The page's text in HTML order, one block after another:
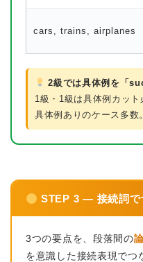
cars, trains, airplanes
2級では具体例を「
1級・1級は具体例カッ
具体例ありのケース多数。
STEP 3 — 接続詞で
3つの要点を、段落間の
を意識した接続表現でつ